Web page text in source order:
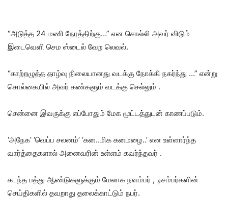
“அடுத்த 24 மணி நேரத்திற்கு…” என சொல்லி அவர் விடும்
இடைவெளி செம ஸ்டைல் வேற லெவல்.
“காற்றழுத்த தாழ்வு நிலையானது வடக்கு நோக்கி நகர்ந்து …” என்று
சொல்கையில் அவர் கண்களும் வடக்கு செல்லும் .
சென்னை இவருக்கு எப்போதும் மேக மூட்டத்துடன் காணப்படும்.
‘அநேக’ ‘வெப்ப சலனம்’ ‘கன..மிக கனமழை..’ என உள்ளார்ந்த
வார்த்தைகளால் அனைவரின் உள்ளம் கவர்ந்தவர் .
கடந்த பத்து ஆண்டுகளுக்கும் மேலாக நவம்பர் , டிசம்பர்களின்
செய்திகளில் தவறாது தலைக்காட்டும் நபர்.